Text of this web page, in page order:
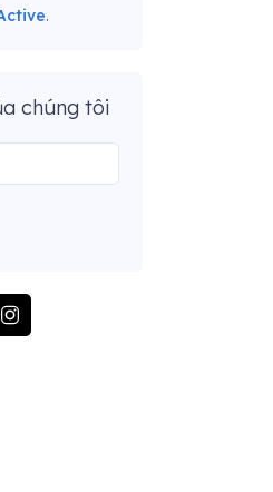
.
chúng tôi